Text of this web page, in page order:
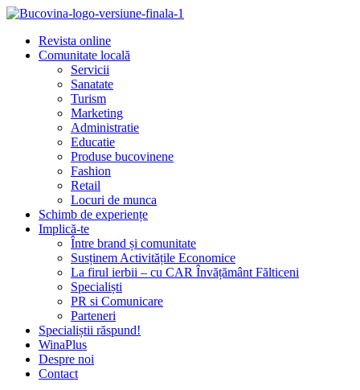
Revista online
Comunitate locală
Servicii
Sanatate
Turism
Marketing
Administratie
Educatie
Produse bucovinene
Fashion
Retail
Locuri de munca
Schimb de experiențe
Implică-te
Între brand și comunitate
Susținem Activitățile Economice
La firul ierbii – cu CAR Învățământ Fălticeni
Specialiști
PR si Comunicare
Parteneri
Specialiștii răspund!
WinaPlus
Despre noi
Contact